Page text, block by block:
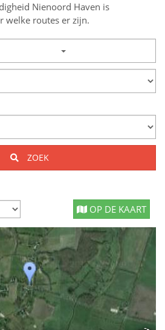
Nienoord Haven is
welke routes er zijn.
ZOEK
OP DE KAART